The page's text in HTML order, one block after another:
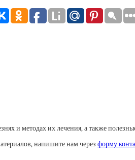
и методах их лечения, а также
напишите нам через форму